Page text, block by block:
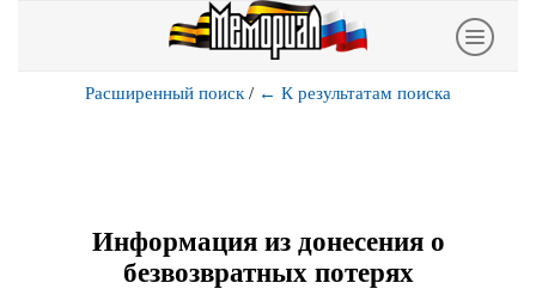
Расширенный поиск / ← К результатам поиска
Информация из донесения о
безвозвратных потерях